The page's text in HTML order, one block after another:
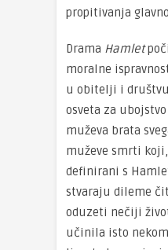
propitivanja
Drama Hamlet
moralne
u obitelji i
osveta za
muževa brata
muževe smrti
definirani s
stvaraju dileme
oduzeti nečiji
učinila isto